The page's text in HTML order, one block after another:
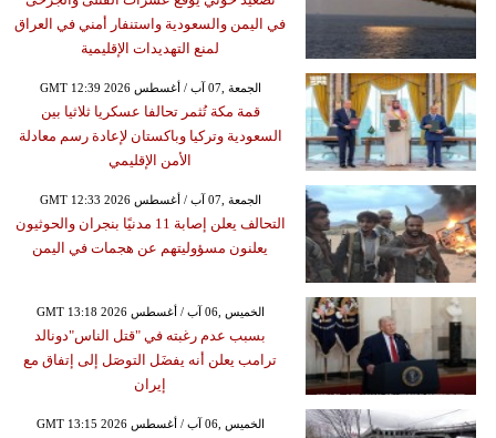
في اليمن والسعودية واستنفار أمني في العراق
لمنع التهديدات الإقليمية
GMT 12:39 2026 الجمعة ,07 آب / أغسطس
قمة مكة تُثمر تحالفا عسكريا ثلاثيا بين
السعودية وتركيا وباكستان لإعادة رسم معادلة
الأمن الإقليمي
GMT 12:33 2026 الجمعة ,07 آب / أغسطس
التحالف يعلن إصابة 11 مدنيًا بنجران والحوثيون
يعلنون مسؤوليتهم عن هجمات في اليمن
GMT 13:18 2026 الخميس ,06 آب / أغسطس
بسبب عدم رغبته في "قتل الناس"دونالد
ترامب يعلن أنه يفضَل التوصَل إلى إتفاق مع
إيران
GMT 13:15 2026 الخميس ,06 آب / أغسطس